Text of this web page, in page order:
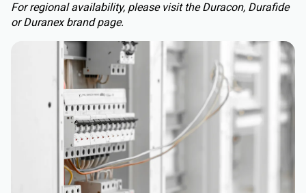
For regional availability, please visit the Duracon, Durafide
or Duranex brand page.